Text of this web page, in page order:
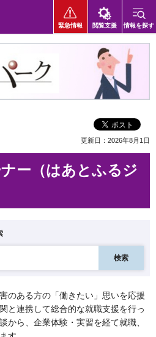
緊急情報 閲覧支援 情報を探す
更新日：2026年8月1日
ー（はあとふるジ
のある方の「働きたい」思いを応援
と連携して総合的な就職支援を行っ
から、企業体験・実習を経て就職、